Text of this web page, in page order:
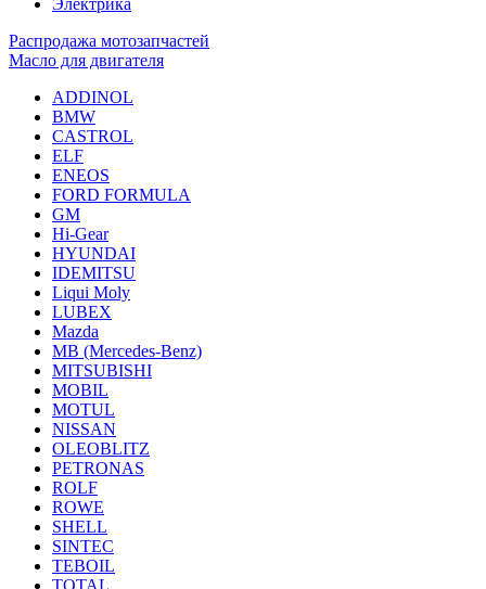
Электрика
Распродажа мотозапчастей
Масло для двигателя
ADDINOL
BMW
CASTROL
ELF
ENEOS
FORD FORMULA
GM
Hi-Gear
HYUNDAI
IDEMITSU
Liqui Moly
LUBEX
Mazda
MB (Mercedes-Вenz)
MITSUBISHI
MOBIL
MOTUL
NISSAN
OLEOBLITZ
PETRONAS
ROLF
ROWE
SHELL
SINTEC
TEBOIL